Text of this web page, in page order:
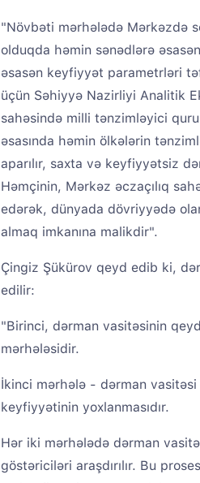
"Növbəti mərhələdə Mərkəzdə
olduqda həmin sənədlərə
əsasən keyfiyyət parametrləri
üçün Səhiyyə Nazirliyi Analitik
sahəsində milli tənzimləyici
əsasında həmin ölkələrin
aparılır, saxta və keyfiyyətsiz
Həmçinin, Mərkəz əczaçılıq
edərək, dünyada dövriyyədə
almaq imkanına malikdir".
Çingiz Şükürov qeyd edib ki,
edilir:
"Birinci, dərman vasitəsinin
mərhələsidir.
İkinci mərhələ - dərman
keyfiyyətinin yoxlanmasıdır.
Hər iki mərhələdə dərman
göstəriciləri araşdırılır. Bu